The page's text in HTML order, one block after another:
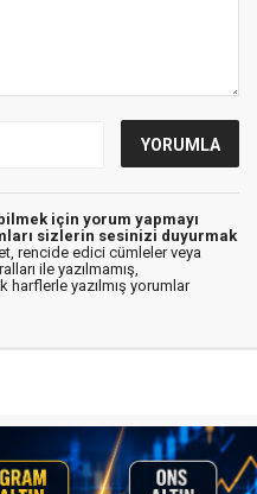
için yorum yapmayı
sizlerin sesinizi duyurmak
rencide edici cümleler veya
ile yazılmamış,
harflerle yazılmış yorumlar